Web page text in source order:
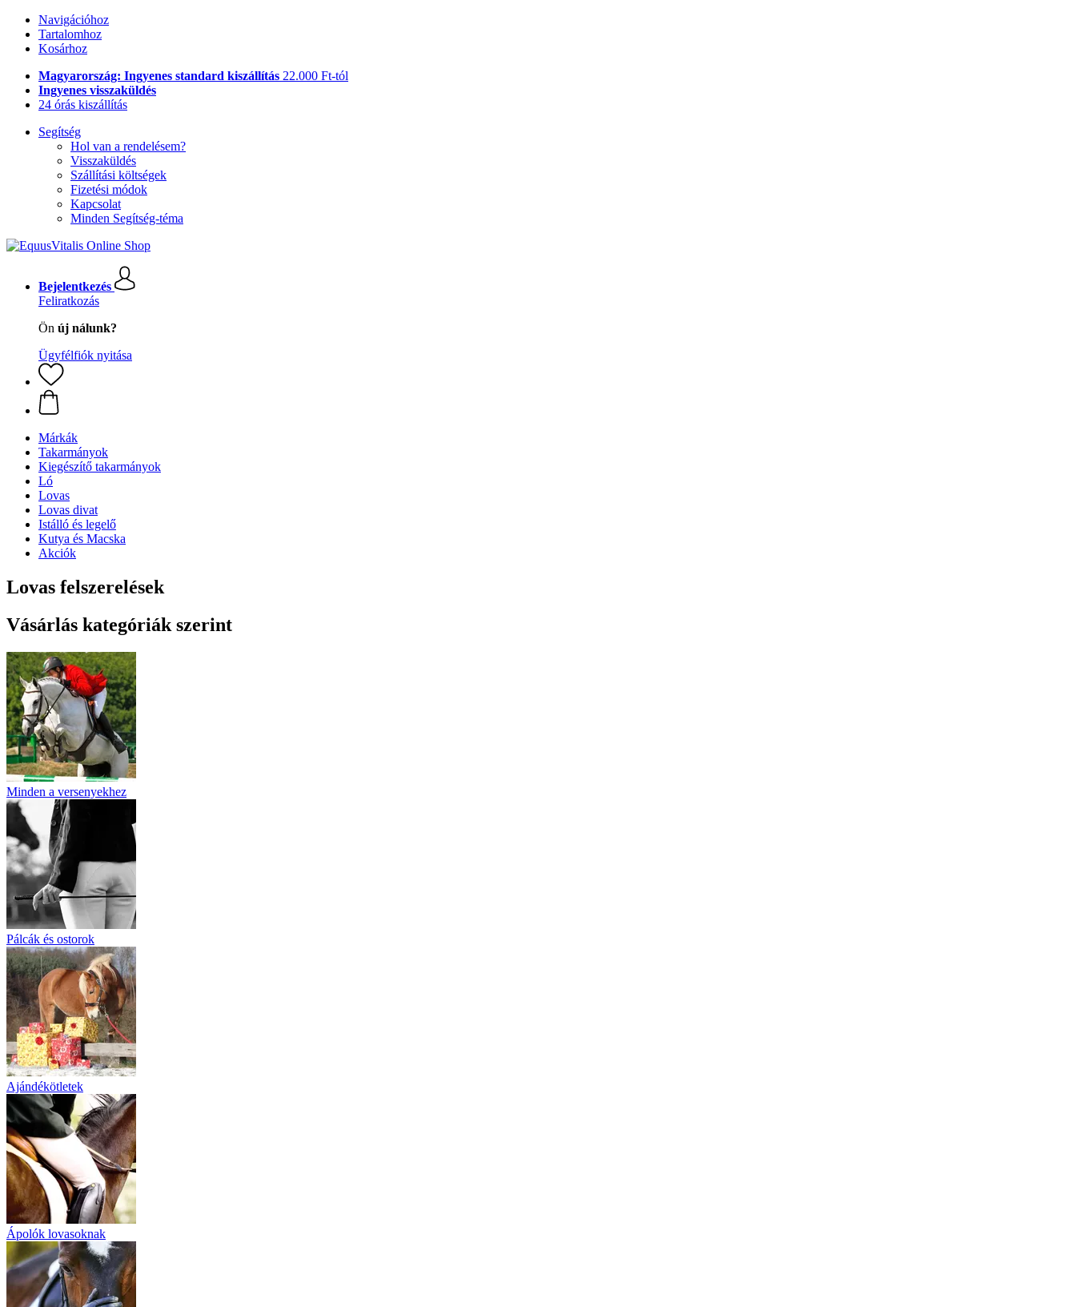
Navigációhoz
Tartalomhoz
Kosárhoz
Magyarország: Ingyenes standard kiszállítás 22.000 Ft-tól
Ingyenes visszaküldés
24 órás kiszállítás
Segítség
Hol van a rendelésem?
Visszaküldés
Szállítási költségek
Fizetési módok
Kapcsolat
Minden Segítség-téma
Bejelentkezés
Feliratkozás
Ön új nálunk?
Ügyfélfiók nyitása
Márkák
Takarmányok
Kiegészítő takarmányok
Ló
Lovas
Lovas divat
Istálló és legelő
Kutya és Macska
Akciók
Lovas felszerelések
Vásárlás kategóriák szerint
Minden a versenyekhez
Pálcák és ostorok
Ajándékötletek
Ápolók lovasoknak